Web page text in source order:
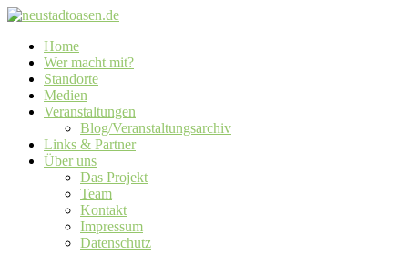
Home
Wer macht mit?
Standorte
Medien
Veranstaltungen
Blog/Veranstaltungsarchiv
Links & Partner
Über uns
Das Projekt
Team
Kontakt
Impressum
Datenschutz